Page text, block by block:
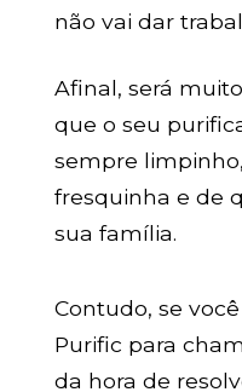
não vai dar
Afinal, será
que o seu
sempre
fresquinha e de
sua família.
Contudo, se
Purific para
da hora de